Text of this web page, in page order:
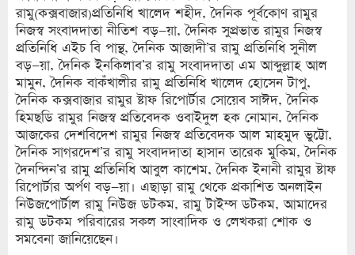
রামু(কক্সবাজার)প্রতিনিধি খালেদ শহীদ, দৈনিক পূর্বকোণ রামুর
নিজস্ব সংবাদদাতা নীতিশ বড়–য়া, দৈনিক সুপ্রভাত রামুর নিজস্ব
প্রতিনিধি এইচ বি পান্থ, দৈনিক আজাদী’র রামু প্রতিনিধি সুনীল
বড়–য়া, দৈনিক ইনকিলাব’র রামু সংবাদদাতা এম আব্দুল্লাহ আল
মামুন, দৈনিক বাকঁখালীর রামু প্রতিনিধি খালেদ হোসেন টাপু,
দৈনিক কক্সবাজার রামুর ষ্টাফ রিপোর্টার সোয়েব সাঈদ, দৈনিক
হিমছডি রামুর নিজস্ব প্রতিবেদক ওবাইদুল হক নোমান, দৈনিক
আজকের দেশবিদেশ রামুর নিজস্ব প্রতিবেদক আল মাহমুদ ভুট্টো,
দৈনিক সাগরদেশ’র রামু সংবাদদাতা হাসান তারেক মুকিম, দৈনিক
দৈনন্দিন’র রামু প্রতিনিধি আবুল কাশেম, দৈনিক ইনানী রামুর ষ্টাফ
রিপোর্টার অর্পণ বড়–য়া। এছাড়া রামু থেকে প্রকাশিত অনলাইন
নিউজপোর্টাল রামু নিউজ ডটকম, রামু টাইম্স ডটকম, আমাদের
রামু ডটকম পরিবারের সকল সাংবাদিক ও লেখকরা শোক ও
সমবেনা জানিয়েছেন।